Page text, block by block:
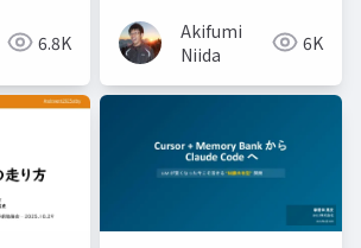
6.8K
Akifumi
Niida
6K